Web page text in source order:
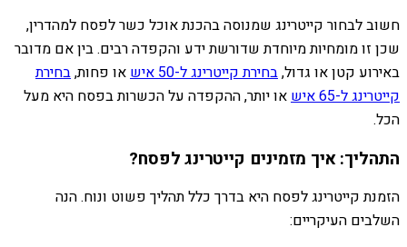
חשוב לבחור קייטרינג שמנוסה בהכנת אוכל כשר לפסח למהדרין,
שכן זו מומחיות מיוחדת שדורשת ידע והקפדה רבים. בין אם מדובר
באירוע קטן או גדול,בחירת קייטרינג ל-50 איש או פחות,בחירת
קייטרינג ל-65 איש
או יותר, ההקפדה על הכשרות בפסח היא מעל
הכל.
התהליך: איך מזמינים קייטרינג לפסח?
הזמנת קייטרינג לפסח היא בדרך כלל תהליך פשוט ונוח. הנה
השלבים העיקריים: